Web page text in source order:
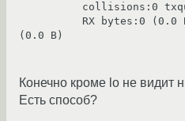
(0.0 B)
Конечно кроме lo не видит
Есть способ?